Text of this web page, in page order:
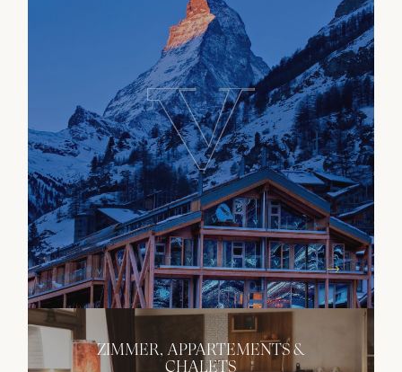
ZIMMER, APPARTEMENTS &
CHALETS